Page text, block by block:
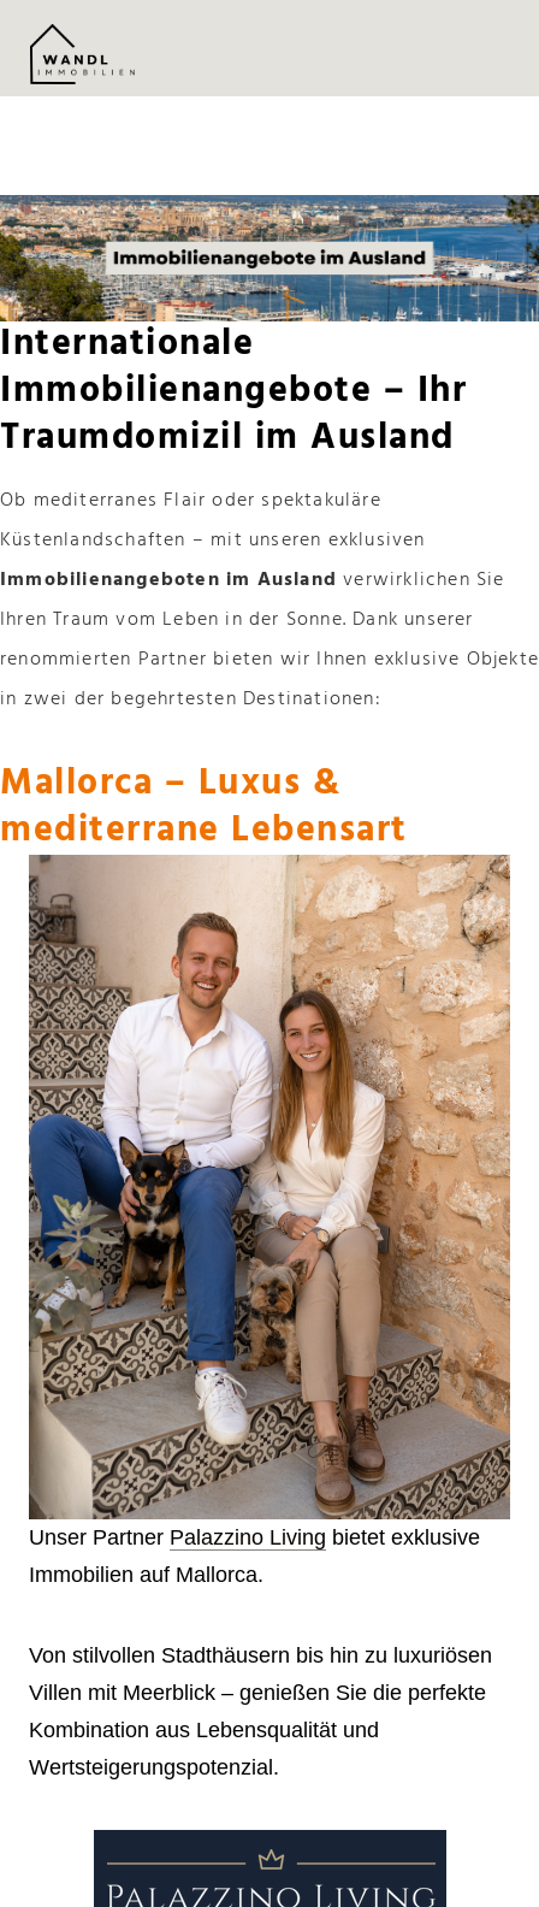
Internationale
Immobilienangebote – Ihr
Traumdomizil im Ausland
Ob mediterranes Flair oder spektakuläre
Küstenlandschaften – mit unseren exklusiven
Immobilienangeboten im Ausland verwirklichen Sie
Ihren Traum vom Leben in der Sonne. Dank unserer
renommierten Partner bieten wir Ihnen exklusive Objekte
in zwei der begehrtesten Destinationen:
Mallorca – Luxus &
mediterrane Lebensart
Unser Partner Palazzino Living bietet exklusive
Immobilien auf Mallorca.
Von stilvollen Stadthäusern bis hin zu luxuriösen
Villen mit Meerblick – genießen Sie die perfekte
Kombination aus Lebensqualität und
Wertsteigerungspotenzial.